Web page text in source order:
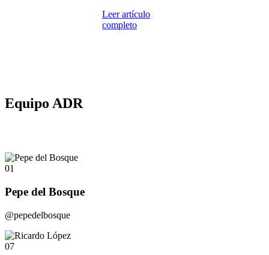
Leer artículo
completo
Equipo ADR
01
Pepe del Bosque
@pepedelbosque
07